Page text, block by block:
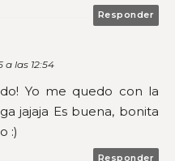
Responder
a las 12:54
Yo me quedo con la
jajaja Es buena, bonita
:)
Responder